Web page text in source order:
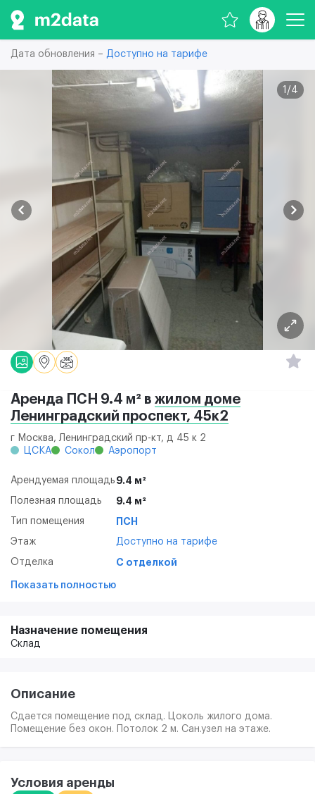
Дата обновления – Доступно на тарифе
1 /4
Аренда ПСН 9.4 м² в жилом доме
Ленинградский проспект, 45к2
г Москва, Ленинградский пр-кт, д 45 к 2
ЦСКА
Сокол Аэропорт
Арендуемая площадь 9.4 м²
Полезная площадь 9.4 м²
Тип помещения ПСН
Этаж Доступно на тарифе
Отделка С отделкой
Показать полностью
Назначение помещения
Склад
Описание
Сдается помещение под склад. Цоколь жилого дома.
Помещение без окон. Потолок 2 м. Сан.узел на этаже.
Условия аренды